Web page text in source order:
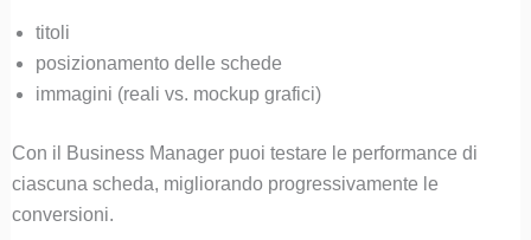
titoli
posizionamento delle schede
immagini (reali vs. mockup grafici)
Con il Business Manager puoi testare le performance di
ciascuna scheda, migliorando progressivamente le
conversioni.